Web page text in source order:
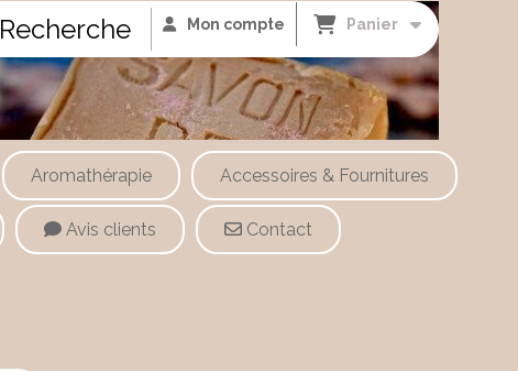
Recherche Mon compte Panier
Aromathérapie Accessoires & Fournitures
Avis clients Contact